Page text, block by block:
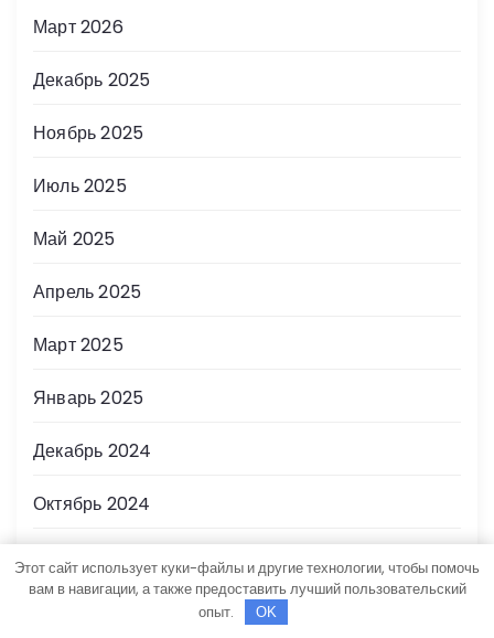
Март 2026
Декабрь 2025
Ноябрь 2025
Июль 2025
Май 2025
Апрель 2025
Март 2025
Январь 2025
Декабрь 2024
Октябрь 2024
Июль 2024
Этот сайт использует куки-файлы и другие технологии, чтобы помочь
вам в навигации, а также предоставить лучший пользовательский
опыт.
OK